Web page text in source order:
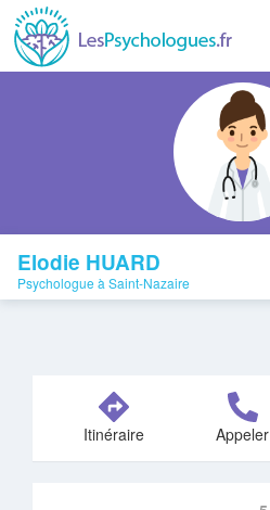
Elodie HUARD
Psychologue à Saint-Nazaire
Itinéraire Appeler